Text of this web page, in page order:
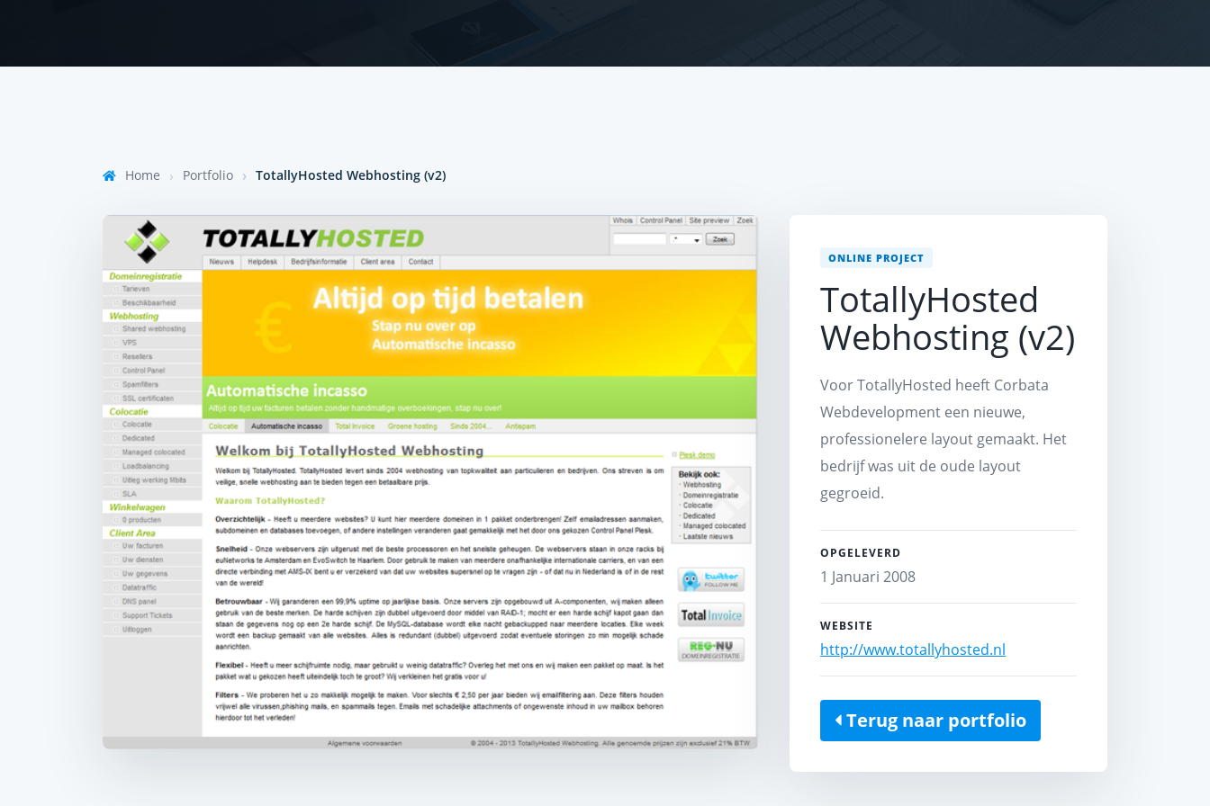
Home Portfolio TotallyHosted Webhosting (v2)
ONLINE PROJECT
TotallyHosted
Webhosting (v2)
Voor TotallyHosted heeft Corbata
Webdevelopment een nieuwe,
professionelere layout gemaakt. Het
bedrijf was uit de oude layout
gegroeid.
OPGELEVERD
1 Januari 2008
WEBSITE
http://www.totallyhosted.nl
Terug naar portfolio